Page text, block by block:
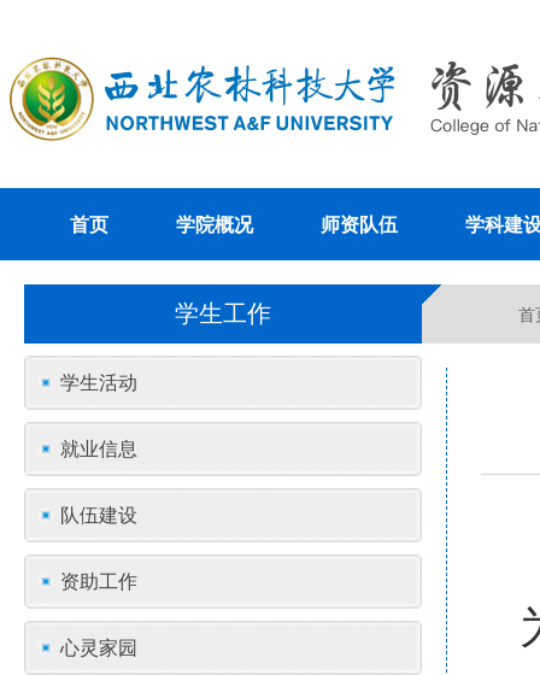
首页 学院概况 师资队伍 学科建
学生工作 首
学生活动
就业信息
队伍建设
资助工作
心灵家园